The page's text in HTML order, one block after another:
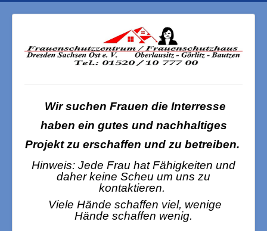
Wir suchen Frauen die Interresse
haben ein gutes und nachhaltiges
Projekt zu erschaffen und zu betreiben.
Hinweis: Jede Frau hat Fähigkeiten und
daher keine Scheu um uns zu
kontaktieren.
Viele Hände schaffen viel, wenige
Hände schaffen wenig.